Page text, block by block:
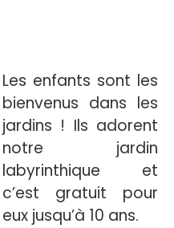
Les enfants sont les
bienvenus dans les
jardins ! Ils adorent
notre jardin
labyrinthique et
c’est gratuit pour
eux jusqu’à 10 ans.